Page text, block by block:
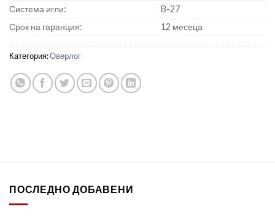
Система игли:
B-27
Срок на гаранция:
12 месеца
Категория:Оверлог
ПОСЛЕДНО ДОБАВЕНИ